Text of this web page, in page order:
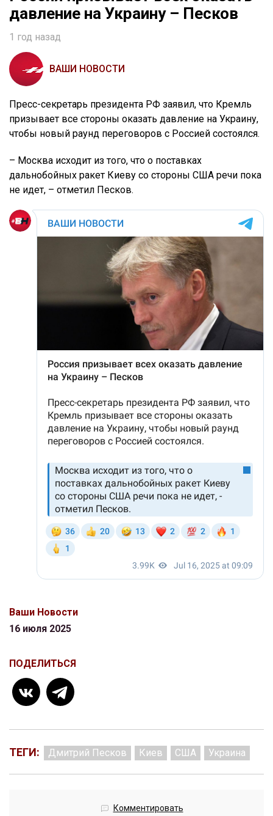
давление на Украину – Песков
1 год назад
ВАШИ НОВОСТИ
Пресс-секретарь президента РФ заявил, что Кремль
призывает все стороны оказать давление на Украину,
чтобы новый раунд переговоров с Россией состоялся.
– Москва исходит из того, что о поставках
дальнобойных ракет Киеву со стороны США речи пока
не идет, – отметил Песков.
Ваши Новости
16 июля 2025
ПОДЕЛИТЬСЯ
ТЕГИ: Дмитрий Песков Киев США Украина
Комментировать